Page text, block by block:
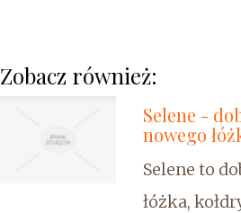
Zobacz również:
Selene -
nowego
Selene to
łóżka,